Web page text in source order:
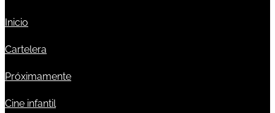
Inicio
Cartelera
Próximamente
Cine infantil